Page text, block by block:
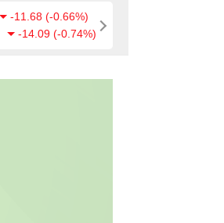
-11.68 (-0.66%)
-14.09 (-0.74%)